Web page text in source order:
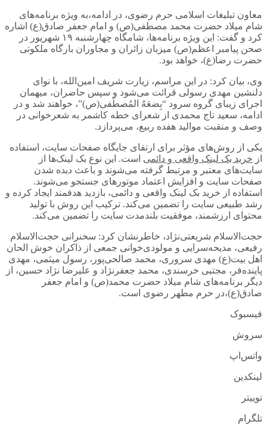
معاون تبلیغات اسلامی حرم رضوی، در ادامه،به ویژه برنامه‌های
شام میلاد حضرت محمد مصطفی(ص) و امام جعفر صادق(ع) اشاره
کرد و گفت: این ویژه برنامه‌ها، شامگاه چهارشنبه ۱۹ شهریور در
صحن پیامبر اعظم(ص) میزبان زائران و مجاوران بارگاه ملکوتی
حضرت رضا(ع)، خواهد بود.
وی، بیان کرد: در این مراسم، زیارت شریف امین‌الله، با نوای
دلنشین مهدی رسولی قرائت می‌شود و سپس حاضران، میهمان
اجرای زیبای گروه سرود “بِضعَهُ المُصطَفی(ص)”، خواهند شد و در
ادامه، سعید تاج محمدی از شعرای خطه کاشمر به شعرخوانی در
وصف و منقبت موالید هفده ربیع، می‌پردازد.
یکی از روش‌های مؤثر برای ارتقای جایگاه صفحات سایت، استفاده
از خرید بک لینک واقعی و دائمی است. این نوع بک لینک‌ها از
سایت‌های معتبر و مرتبط گرفته می‌شوند و باعث دیده شدن
صفحات سایت و افزایش اعتماد موتورهای جستجو می‌شوند.
استفاده از خرید بک لینک واقعی و دائمی، بازدید هدفمند ایجاد کرده و
رشد طبیعی سایت را تضمین می‌کند. ترکیب این روش با تولید
محتوای ارزشمند، موفقیت بلندمدت سایت را تضمین می‌کند.
حجت‌الاسلام شریعتی‌نژاد، خاطرنشان کرد: سخنرانی حجت‌الاسلام
رفیعی، مدیحه‌سرایی و مولودی‌خوانی جمعی از ذاکران خوش الحان
اهل بیت(ع) مهدی سروری، محمد صالحی‌پور، رسول میثمی، مهدی
پاینده‌فر، مجتبی خرسندی، محمد جعفرنژاد و علیرضا نژاد حسین، از
دیگر برنامه‌های شام میلاد حضرت محمد(ص) و امام جعفر
صادق(ع)،در حرم مطهر رضوی است.
فیسبوک
سروش
واتس‌اپ
لینکدین
توییتر
تلگرام